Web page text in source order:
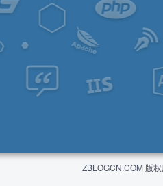
ZBLOGCN.COM 版